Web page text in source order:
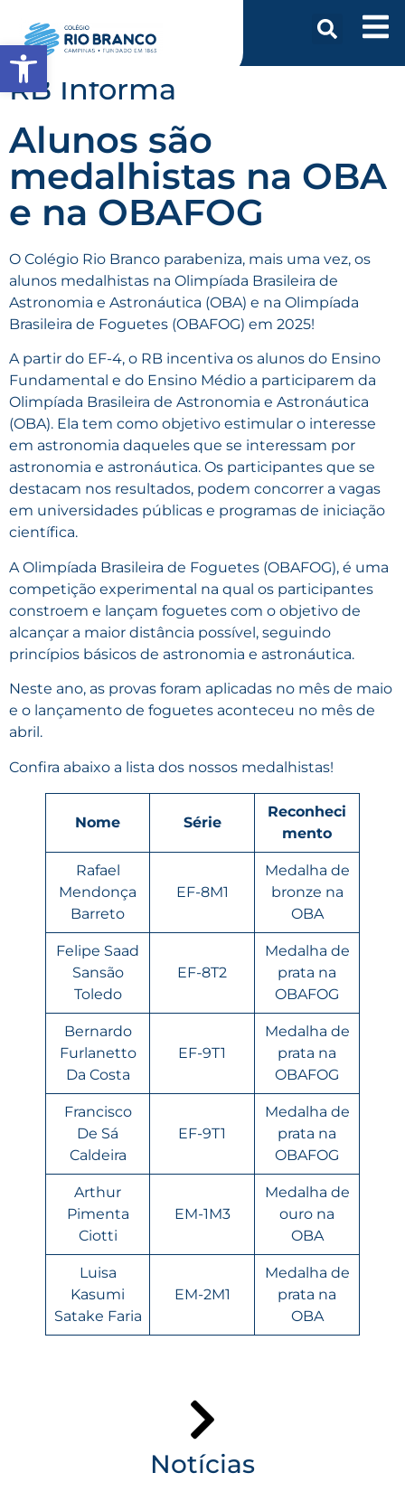
RB Informa
Alunos são
medalhistas na OBA
e na OBAFOG
O Colégio Rio Branco parabeniza, mais uma vez, os
alunos medalhistas na Olimpíada Brasileira de
Astronomia e Astronáutica (OBA) e na Olimpíada
Brasileira de Foguetes (OBAFOG) em 2025!
A partir do EF-4, o RB incentiva os alunos do Ensino
Fundamental e do Ensino Médio a participarem da
Olimpíada Brasileira de Astronomia e Astronáutica
(OBA). Ela tem como objetivo estimular o interesse
em astronomia daqueles que se interessam por
astronomia e astronáutica. Os participantes que se
destacam nos resultados, podem concorrer a vagas
em universidades públicas e programas de iniciação
científica.
A Olimpíada Brasileira de Foguetes (OBAFOG), é uma
competição experimental na qual os participantes
constroem e lançam foguetes com o objetivo de
alcançar a maior distância possível, seguindo
princípios básicos de astronomia e astronáutica.
Neste ano, as provas foram aplicadas no mês de maio
e o lançamento de foguetes aconteceu no mês de
abril.
Confira abaixo a lista dos nossos medalhistas!
Nome Série
Reconheci
mento
Rafael
Mendonça
Barreto
EF-8M1
Medalha de
bronze na
OBA
Felipe Saad
Sansão
Toledo
EF-8T2
Medalha de
prata na
OBAFOG
Bernardo
Furlanetto
Da Costa
EF-9T1
Medalha de
prata na
OBAFOG
Francisco
De Sá
Caldeira
EF-9T1
Medalha de
prata na
OBAFOG
Arthur
Pimenta
Ciotti
EM-1M3
Medalha de
ouro na
OBA
Luisa
Kasumi
Satake Faria
EM-2M1
Medalha de
prata na
OBA
Notícias
Abrir a barra de ferramentas